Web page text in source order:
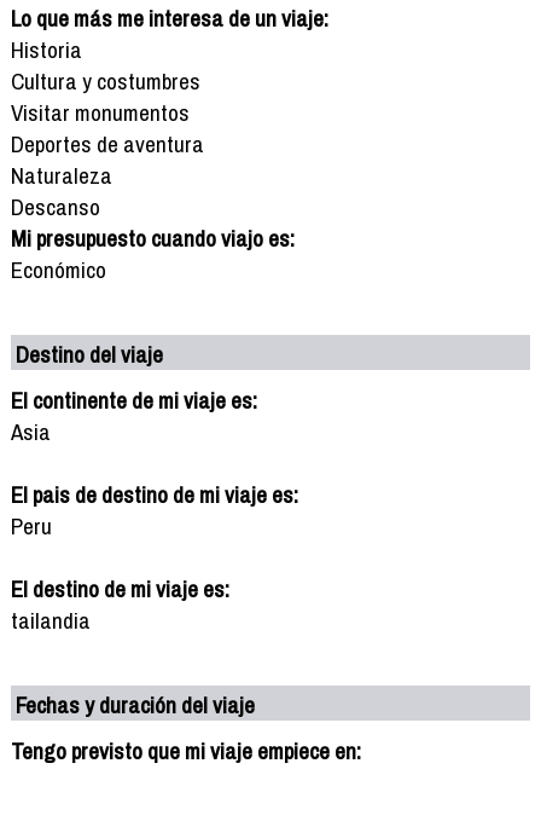
Lo que más me interesa de un viaje:
Historia
Cultura y costumbres
Visitar monumentos
Deportes de aventura
Naturaleza
Descanso
Mi presupuesto cuando viajo es:
Económico
Destino del viaje
El continente de mi viaje es:
Asia
El pais de destino de mi viaje es:
Peru
El destino de mi viaje es:
tailandia
Fechas y duración del viaje
Tengo previsto que mi viaje empiece en: